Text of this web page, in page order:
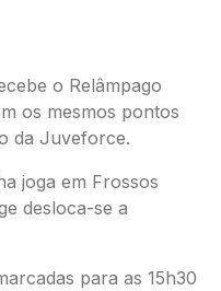
o Relâmpago
os mesmos pontos
da Juveforce.
joga em Frossos
desloca-se a
para as 15h30